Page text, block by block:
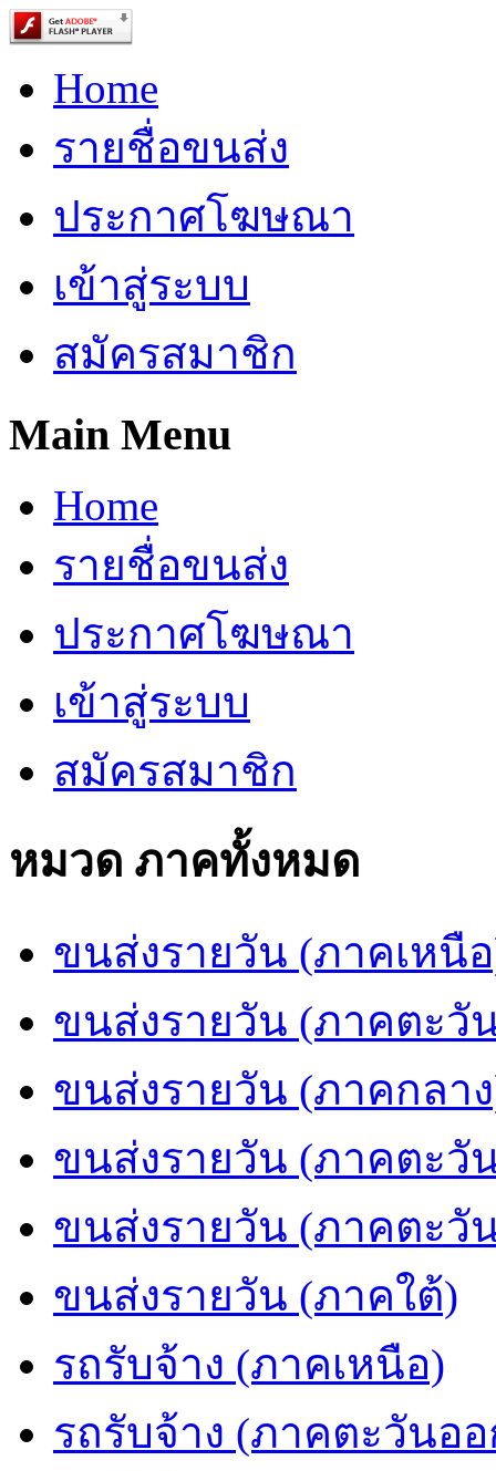
Home
รายชื่อขนส่ง
ประกาศโฆษณา
เข้าสู่ระบบ
สมัครสมาชิก
Main Menu
Home
รายชื่อขนส่ง
ประกาศโฆษณา
เข้าสู่ระบบ
สมัครสมาชิก
หมวด ภาคทั้งหมด
ขนส่งรายวัน (ภาคเหนื
ขนส่งรายวัน (ภาคตะวั
ขนส่งรายวัน (ภาคกลา
ขนส่งรายวัน (ภาคตะวั
ขนส่งรายวัน (ภาคตะวั
ขนส่งรายวัน (ภาคใต้)
รถรับจ้าง (ภาคเหนือ)
รถรับจ้าง (ภาคตะวันออ